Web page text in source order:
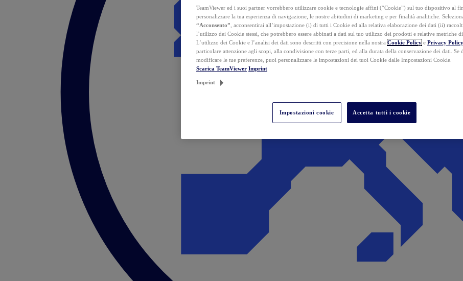
TeamViewer ed i suoi partner vorrebbero utilizzare cookie e tecnologie affini (“Cookie”) sul tuo dispositivo al
personalizzare la tua esperienza di navigazione, le nostre abitudini di marketing e per finalità analitiche.
“Acconsento” , acconsentirai all’impostazione (i) di tutti i Cookie ed alla relativa elaborazione dei dati (ii)
l’utilizzo dei Cookie stessi, che potrebbero essere abbinati a dati sul tuo utilizzo dei prodotti e relative metriche
L’utilizzo dei Cookie e l’analisi dei dati sono descritti con precisione nella nostra Cookie Policy e Privacy Policy
particolare attenzione agli scopi, alla condivisione con terze parti, ed alla durata della conservazione dei dati. Se
modificare le tue preferenze, puoi personalizzare le impostazioni dei tuoi Cookie dalle Impostazioni Cookie.
Scarica TeamViewer Imprint
Imprint
Impostazioni cookie Accetta tutti i cookie